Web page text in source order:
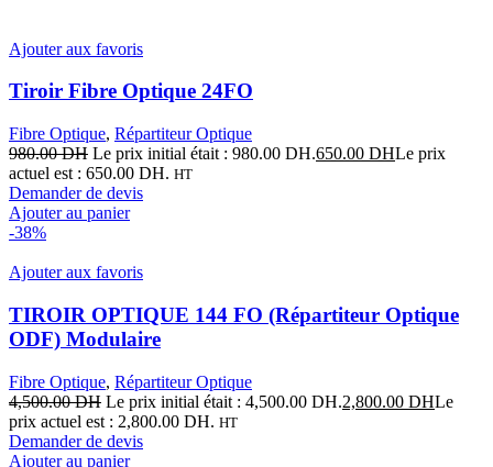
Ajouter aux favoris
Tiroir Fibre Optique 24FO
Fibre Optique, Répartiteur Optique
980.00DH Le prix initial était : 980.00 DH.650.00 DHLe prix
actuel est : 650.00 DH. HT
Demander de devis
Ajouter au panier
-38%
Ajouter aux favoris
TIROIR OPTIQUE 144 FO (Répartiteur Optique
ODF) Modulaire
Fibre Optique, Répartiteur Optique
4,500.00DH Le prix initial était : 4,500.00 DH.2,800.00 DHLe
prix actuel est : 2,800.00 DH. HT
Demander de devis
Ajouter au panier